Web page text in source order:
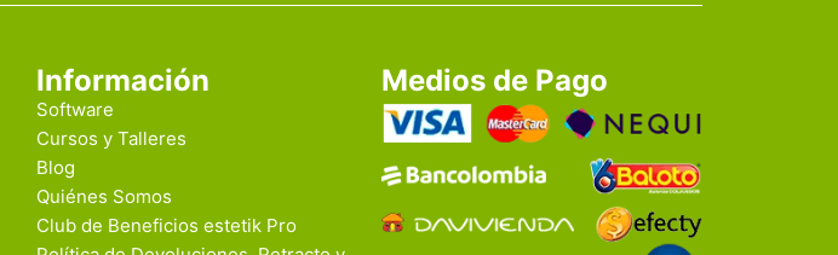
Información
Software
Cursos y Talleres
Blog
Quiénes Somos
Club de Beneficios estetik Pro
Medios de Pago